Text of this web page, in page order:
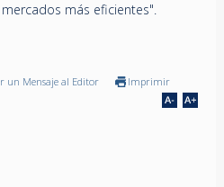
más eficientes".
un Mensaje al Editor Imprimir